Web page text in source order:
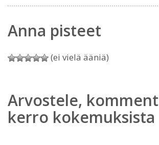
Anna pisteet
(ei vielä ääniä)
Arvostele,
kerro kokemuksista